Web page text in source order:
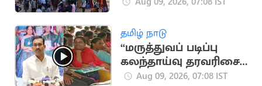
தமிழ் நாடு
“மருத்துவப் படிப்பு
கலந்தாய்வு தரவரிசை
பட்டியல் நாளை
Aug 09, 2026, 07:08 IST